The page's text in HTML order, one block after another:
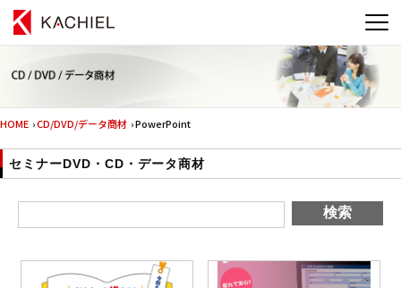
HOME ›CD/DVD/データ商材 › PowerPoint
セミナーDVD・CD・データ商材